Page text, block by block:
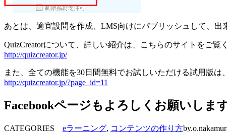
あとは、適宜設問を作成、LMS向けにパブリッシュして、出
QuizCreatorについて、詳しい紹介は、こちらのサイトをご覧
http://quizcreator.jp/
また、全ての機能を30日間無料でお試しいただける試用版は
http://quizcreator.jp/?page_id=11
Facebookページもよろしくお願いしま
CATEGORIES eラーニング, コンテンツの作り方